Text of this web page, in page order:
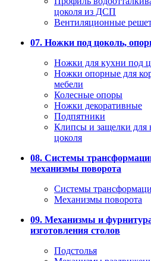
цоколя из ДСП
Вентиляционные
07. Ножки под цоколь,
Ножки для кухни под
Ножки опорные для
мебели
Колесные опоры
Ножки декоративные
Подпятники
Клипсы и защелки для
цоколя
08. Системы
механизмы поворота
Системы
Механизмы поворота
09. Механизмы и
изготовления столов
Подстолья